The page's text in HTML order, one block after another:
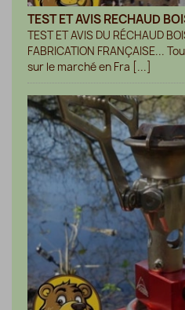
TEST ET AVIS RECHAUD
TEST ET AVIS DU RÉCHAUD
FABRICATION FRANÇAISE...
sur le marché en Fra [...]